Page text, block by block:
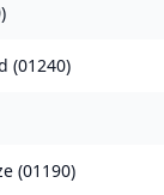
)
(01240)
(01190)